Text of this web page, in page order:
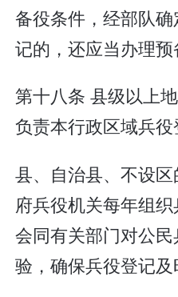
备役条件，经部队
记的，还应当办理预
第十八条 县级以上
负责本行政区域兵役
县、自治县、不设
府兵役机关每年组
会同有关部门对公
验，确保兵役登记及